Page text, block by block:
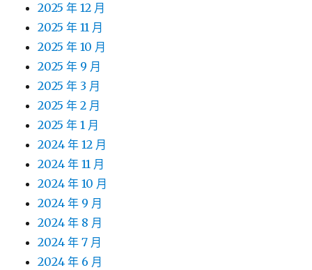
2025 年 12 月
2025 年 11 月
2025 年 10 月
2025 年 9 月
2025 年 3 月
2025 年 2 月
2025 年 1 月
2024 年 12 月
2024 年 11 月
2024 年 10 月
2024 年 9 月
2024 年 8 月
2024 年 7 月
2024 年 6 月